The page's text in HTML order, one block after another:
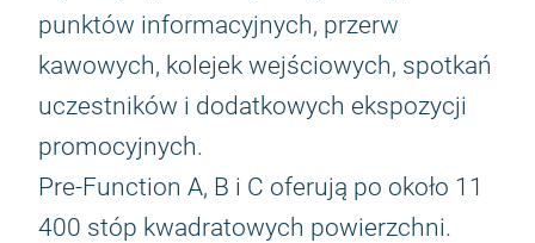
punktów informacyjnych, przerw
kawowych, kolejek wejściowych, spotkań
uczestników i dodatkowych ekspozycji
promocyjnych.
Pre-Function A, B i C oferują po około 11
400 stóp kwadratowych powierzchni.